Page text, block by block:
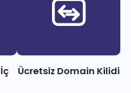
Ücretsiz Domain Kilidi